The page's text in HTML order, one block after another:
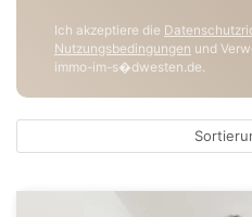
Ich akzeptiere die
Nutzungsbedingungen und
immo-im-s�dwesten.de.